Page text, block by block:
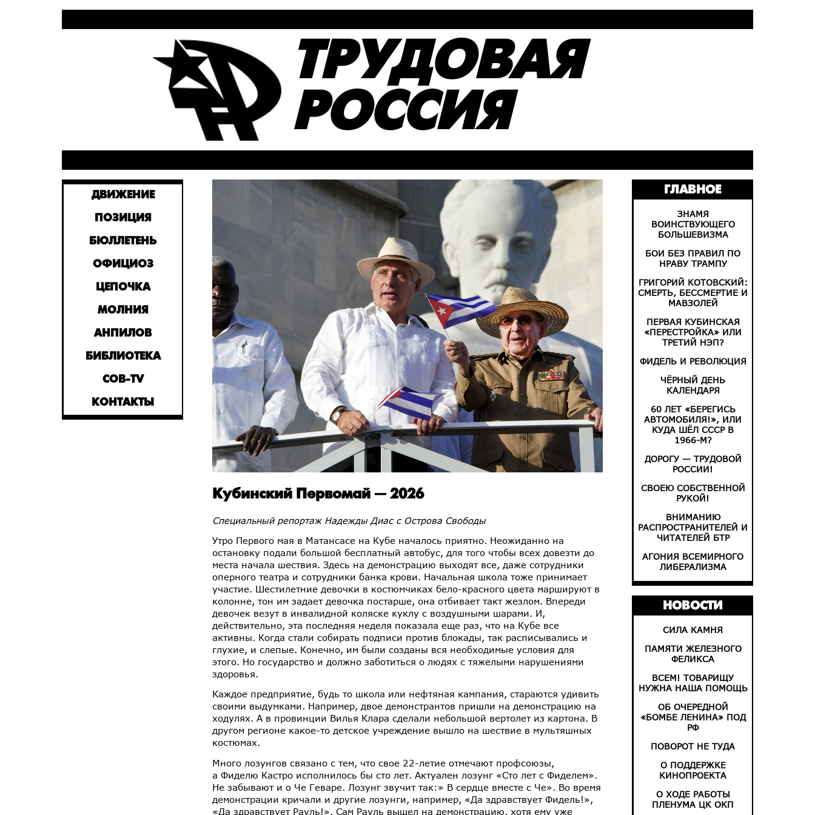
ТРУДОВАЯ
РОССИЯ
ДВИЖЕНИЕ
ПОЗИЦИЯ
БЮЛЛЕТЕНЬ
ОФИЦИОЗ
ЦЕПОЧКА
МОЛНИЯ
АНПИЛОВ
БИБЛИОТЕКА
СОВ-TV
КОНТАКТЫ
Кубинский Первомай — 2026
Специальный репортаж Надежды Диас с Острова Свободы
Утро Первого мая в Матансасе на Кубе началось приятно. Неожиданно на
остановку подали большой бесплатный автобус, для того чтобы всех довезти до
места начала шествия. Здесь на демонстрацию выходят все, даже сотрудники
оперного театра и сотрудники банка крови. Начальная школа тоже принимает
участие. Шестилетние девочки в костюмчиках бело-красного цвета маршируют в
колонне, тон им задает девочка постарше, она отбивает такт жезлом. Впереди
девочек везут в инвалидной коляске куклу с воздушными шарами. И,
действительно, эта последняя неделя показала еще раз, что на Кубе все
активны. Когда стали собирать подписи против блокады, так расписывались и
глухие, и слепые. Конечно, им были созданы вся необходимые условия для
этого. Но государство и должно заботиться о людях с тяжелыми нарушениями
здоровья.
Каждое предприятие, будь то школа или нефтяная кампания, стараются удивить
своими выдумками. Например, двое демонстрантов пришли на демонстрацию на
ходулях. А в провинции Вилья Клара сделали небольшой вертолет из картона. В
другом регионе какое-то детское учреждение вышло на шествие в мультяшных
костюмах.
Много лозунгов связано с тем, что свое 22-летие отмечают профсоюзы,
а Фиделю Кастро исполнилось бы сто лет. Актуален лозунг «Сто лет с Фиделем».
Не забывают и о Че Геваре. Лозунг звучит так:» В сердце вместе с Че». Во время
демонстрации кричали и другие лозунги, например, «Да здравствует Фидель!»,
«Да здравствует Рауль!». Сам Рауль вышел на демонстрацию, хотя ему уже
ГЛАВНОЕ
ЗНАМЯ
ВОИНСТВУЮЩЕГО
БОЛЬШЕВИЗМА
БОИ БЕЗ ПРАВИЛ ПО
НРАВУ ТРАМПУ
ГРИГОРИЙ КОТОВСКИЙ:
СМЕРТЬ, БЕССМЕРТИЕ И
МАВЗОЛЕЙ
ПЕРВАЯ КУБИНСКАЯ
«ПЕРЕСТРОЙКА» ИЛИ
ТРЕТИЙ НЭП?
ФИДЕЛЬ И РЕВОЛЮЦИЯ
ЧЁРНЫЙ ДЕНЬ
КАЛЕНДАРЯ
60 ЛЕТ «БЕРЕГИСЬ
АВТОМОБИЛЯ!», ИЛИ
КУДА ШЁЛ СССР В
1966-М?
ДОРОГУ — ТРУДОВОЙ
РОССИИ!
СВОЕЮ СОБСТВЕННОЙ
РУКОЙ!
ВНИМАНИЮ
РАСПРОСТРАНИТЕЛЕЙ И
ЧИТАТЕЛЕЙ БТР
АГОНИЯ ВСЕМИРНОГО
ЛИБЕРАЛИЗМА
НОВОСТИ
СИЛА КАМНЯ
ПАМЯТИ ЖЕЛЕЗНОГО
ФЕЛИКСА
ВСЕМ! ТОВАРИЩУ
НУЖНА НАША ПОМОЩЬ
ОБ ОЧЕРЕДНОЙ
«БОМБЕ ЛЕНИНА» ПОД
РФ
ПОВОРОТ НЕ ТУДА
О ПОДДЕРЖКЕ
КИНОПРОЕКТА
О ХОДЕ РАБОТЫ
ПЛЕНУМА ЦК ОКП